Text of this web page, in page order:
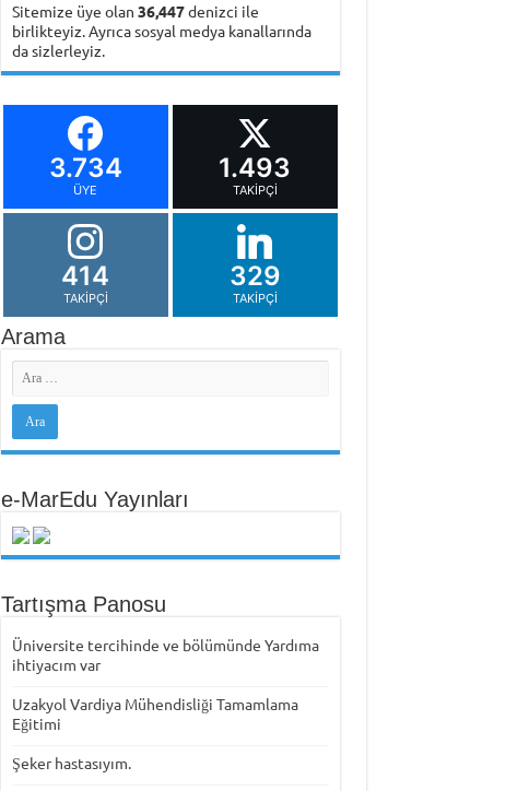
Sitemize üye olan 36,447denizci ile
birlikteyiz. Ayrıca sosyal medya kanallarında
da sizlerleyiz.
3.734
ÜYE
1.493
TAKIPÇI
414
TAKIPÇI
329
TAKIPÇI
Arama
e-MarEdu Yayınları
Tartışma Panosu
Üniversite tercihinde ve bölümünde Yardıma
ihtiyacım var
Uzakyol Vardiya Mühendisliği Tamamlama
Eğitimi
Şeker hastasıyım.